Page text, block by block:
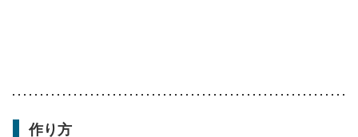
作り方